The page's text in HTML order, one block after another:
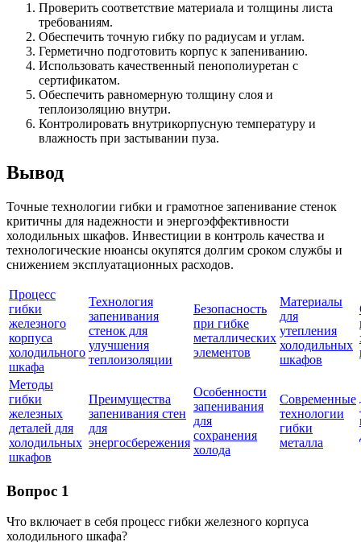
Проверить соответствие материала и толщины листа
требованиям.
Обеспечить точную гибку по радиусам и углам.
Герметично подготовить корпус к запениванию.
Использовать качественный пенополиуретан с
сертификатом.
Обеспечить равномерную толщину слоя и
теплоизоляцию внутри.
Контролировать внутрикорпусную температуру и
влажность при застывании пуза.
Вывод
Точные технологии гибки и грамотное запенивание стенок
критичны для надежности и энергоэффективности
холодильных шкафов. Инвестиции в контроль качества и
технологические нюансы окупятся долгим сроком службы и
снижением эксплуатационных расходов.
Процесс
гибки
железного
корпуса
холодильного
шкафа
Технология
запенивания
стенок для
улучшения
теплоизоляции
Безопасность
при гибке
металлических
элементов
Материалы
для
утепления
холодильных
шкафов
Методы
гибки
железных
деталей для
холодильных
шкафов
Преимущества
запенивания стен
для
энергосбережения
Особенности
запенивания
для
сохранения
холода
Современные
технологии
гибки
металла
Вопрос 1
Что включает в себя процесс гибки железного корпуса
холодильного шкафа?